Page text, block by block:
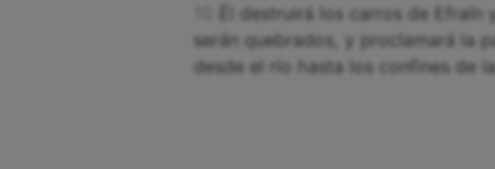
Él destruirá los carros de
serán quebrados, y proclamará la
desde el río hasta los confines de